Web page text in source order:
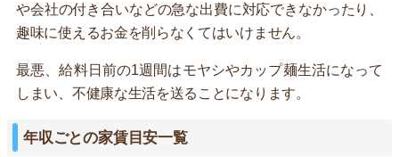
や会社の付き合いなどの急な出費に対応できなかったり、
趣味に使えるお金を削らなくてはいけません。
最悪、給料日前の1週間はモヤシやカップ麺生活になって
しまい、不健康な生活を送ることになります。
年収ごとの家賃目安一覧